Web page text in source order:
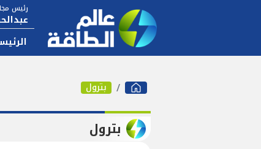
رئيس
بترول
بترول